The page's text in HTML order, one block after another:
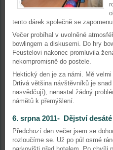
tento dárek společně se
Večer probíhal v uvolněné
bowlingem a diskusemi. Do hry
Feustelovi nakonec promluvila
nekompromisně do postele.
Hektický den je za námi. Mě
Drtivá většina návštěvníků je
nasvědčují), nenastal žádný
námětů k přemýšlení.
6. srpna 2011- Dějství
Předchozí den večer jsem se
rozloučíme se. Už po půl osmé